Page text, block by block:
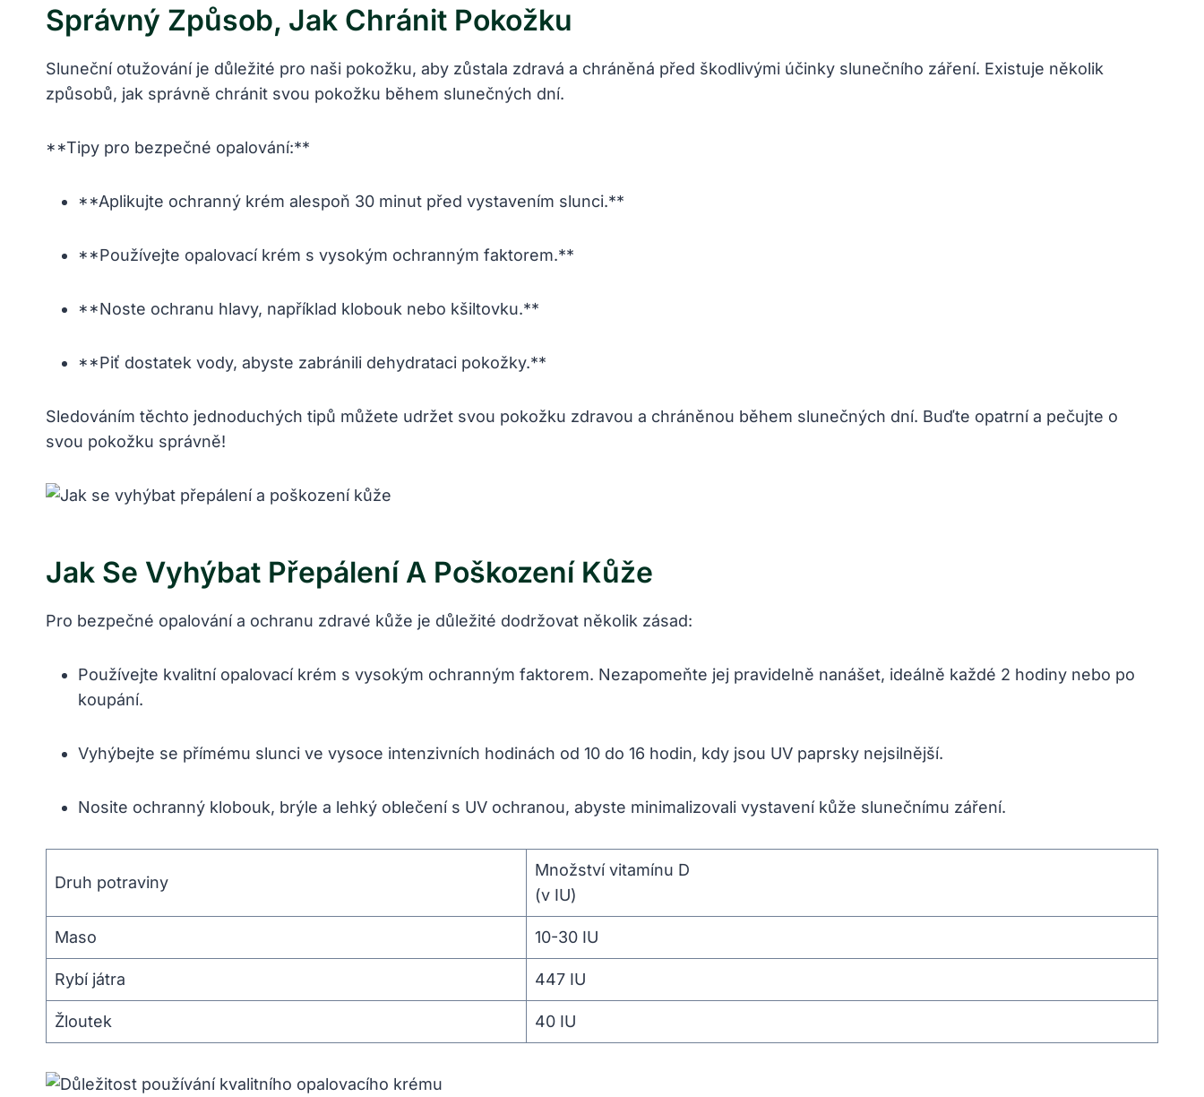
Správný Způsob, Jak Chránit Pokožku
Sluneční otužování je důležité pro naši pokožku, aby zůstala zdravá a chráněná před škodlivými účinky slunečního záření. Existuje několik
způsobů, jak správně chránit svou pokožku během slunečných dní.
**Tipy pro bezpečné opalování:**
**Aplikujte ochranný krém alespoň 30 minut před vystavením slunci.**
**Používejte opalovací krém s vysokým ochranným faktorem.**
**Noste ochranu hlavy, například klobouk nebo kšiltovku.**
**Piť dostatek vody, abyste zabránili dehydrataci pokožky.**
Sledováním těchto jednoduchých tipů můžete udržet svou pokožku zdravou a chráněnou během slunečných dní. Buďte opatrní a pečujte o
svou pokožku správně!
Jak Se Vyhýbat Přepálení A Poškození Kůže
Pro bezpečné opalování a ochranu zdravé kůže je důležité dodržovat několik zásad:
Používejte kvalitní opalovací krém s vysokým ochranným faktorem. Nezapomeňte jej pravidelně nanášet, ideálně každé 2 hodiny nebo po
koupání.
Vyhýbejte se přímému slunci ve vysoce intenzivních hodinách od 10 do 16 hodin, kdy jsou UV paprsky nejsilnější.
Nosite ochranný klobouk, brýle a lehký oblečení s UV ochranou, abyste minimalizovali vystavení kůže slunečnímu záření.
Druh potraviny
Množství vitamínu D
(v IU)
Maso 10-30 IU
Rybí játra 447 IU
Žloutek 40 IU